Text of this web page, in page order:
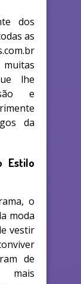
dos
as
lhe
e
da
Estilo
o
moda
vestir
de
mais